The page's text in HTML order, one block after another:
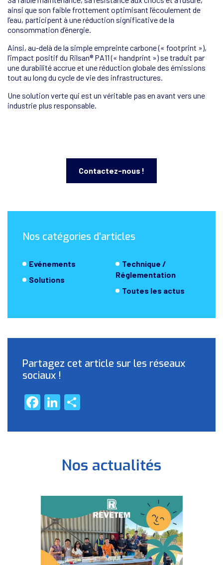
ainsi que son faible frottement optimisant l’écoulement de
l’eau, participent à une réduction significative de la
consommation d’énergie.
Ainsi, au-delà de la simple empreinte carbone (« footprint »),
l’impact positif du Rilsan® PA11 (« handprint ») se traduit par
une durabilité accrue et une réduction globale des émissions
tout au long du cycle de vie des infrastructures.
Une solution verte qui est un véritable pas en avant vers une
industrie plus responsable.
Contactez-nous !
Nos catégories d’articles
Evénements
Solutions
Technique /
Réglementation
Toutes les actus
Partagez cet article sur les réseaux
sociaux !
Facebook
LinkedIn
Nos actualités